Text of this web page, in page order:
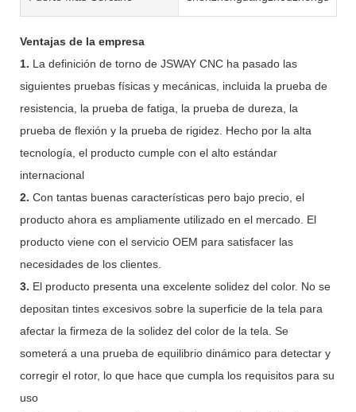
Ventajas de la empresa
1. La definición de torno de JSWAY CNC ha pasado las
siguientes pruebas físicas y mecánicas, incluida la prueba de
resistencia, la prueba de fatiga, la prueba de dureza, la
prueba de flexión y la prueba de rigidez. Hecho por la alta
tecnología, el producto cumple con el alto estándar
internacional
2. Con tantas buenas características pero bajo precio, el
producto ahora es ampliamente utilizado en el mercado. El
producto viene con el servicio OEM para satisfacer las
necesidades de los clientes.
3. El producto presenta una excelente solidez del color. No se
depositan tintes excesivos sobre la superficie de la tela para
afectar la firmeza de la solidez del color de la tela. Se
someterá a una prueba de equilibrio dinámico para detectar y
corregir el rotor, lo que hace que cumpla los requisitos para su
uso